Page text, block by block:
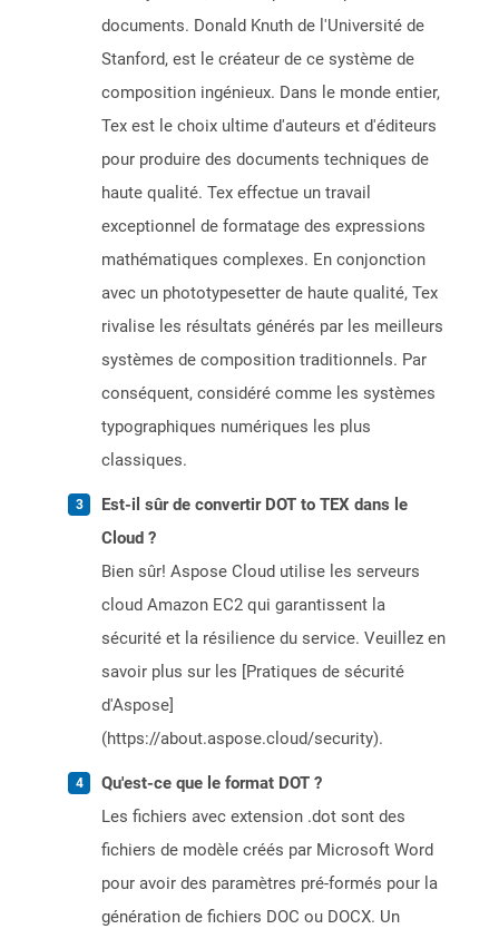
documents. Donald Knuth de l'Université de
Stanford, est le créateur de ce système de
composition ingénieux. Dans le monde entier,
Tex est le choix ultime d'auteurs et d'éditeurs
pour produire des documents techniques de
haute qualité. Tex effectue un travail
exceptionnel de formatage des expressions
mathématiques complexes. En conjonction
avec un phototypesetter de haute qualité, Tex
rivalise les résultats générés par les meilleurs
systèmes de composition traditionnels. Par
conséquent, considéré comme les systèmes
typographiques numériques les plus
classiques.
Est-il sûr de convertir DOT to TEX dans le
Cloud ?
Bien sûr! Aspose Cloud utilise les serveurs
cloud Amazon EC2 qui garantissent la
sécurité et la résilience du service. Veuillez en
savoir plus sur les [Pratiques de sécurité
d'Aspose]
(https://about.aspose.cloud/security).
Qu'est-ce que le format DOT ?
Les fichiers avec extension .dot sont des
fichiers de modèle créés par Microsoft Word
pour avoir des paramètres pré-formés pour la
génération de fichiers DOC ou DOCX. Un